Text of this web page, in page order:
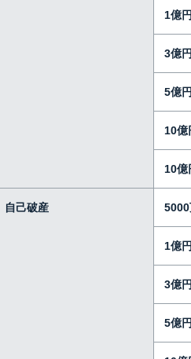
1億
3億
5億
10億
10億
自己破産
1億
3億
5億